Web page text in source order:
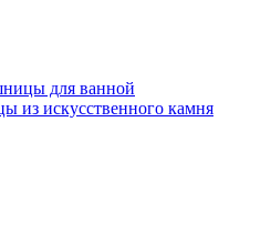
для ванной
из искусственного камня